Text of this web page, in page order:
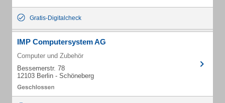
Gratis-Digitalcheck
IMP Computersystem AG
Computer und Zubehör
Bessemerstr. 78
12103 Berlin - Schöneberg